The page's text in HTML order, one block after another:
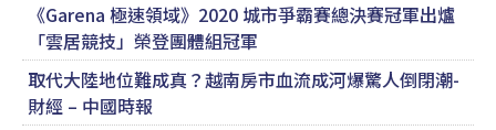
《Garena 極速領域》2020 城市爭霸賽總決賽冠軍出爐
「雲居競技」榮登團體組冠軍
取代大陸地位難成真？越南房市血流成河爆驚人倒閉潮-
財經 – 中國時報